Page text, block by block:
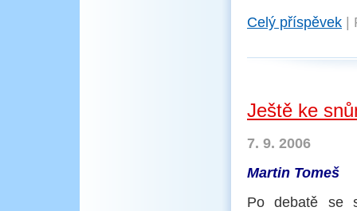
Celý příspěvek
Ještě ke
7. 9. 2006
Martin Tomeš
Po debatě se